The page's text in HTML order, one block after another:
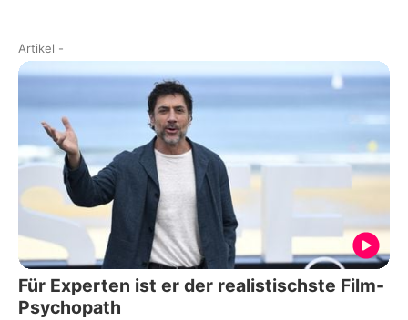
Artikel -
Für Experten ist er der realistischste Film-
Psychopath